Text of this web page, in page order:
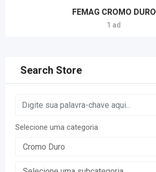
FEMAG CROMO DURO
1 ad
Search Store
Selecione uma categoria